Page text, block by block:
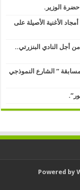
الوزير.
الأغنية الأصيلة على
أجل النادي البنزرتي..
” الشارع النموذجي
Powered by